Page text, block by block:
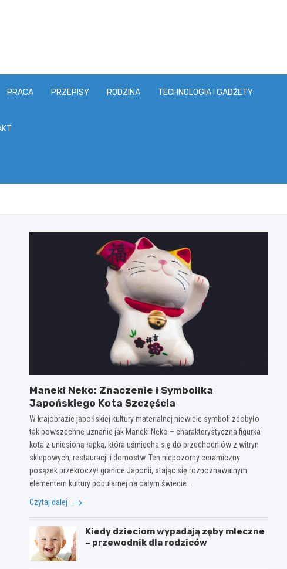
PRACA PRZEPISY RODZINA TECHNOLOGIA I GADŻETY
Maneki Neko: Znaczenie i Symbolika
Japońskiego Kota Szczęścia
W krajobrazie japońskiej kultury materialnej niewiele symboli zdobyło
tak powszechne uznanie jak Maneki Neko – charakterystyczna figurka
kota z uniesioną łapką, która uśmiecha się do przechodniów z witryn
sklepowych, restauracji i domostw. Ten niepozorny ceramiczny
posążek przekroczył granice Japonii, stając się rozpoznawalnym
elementem kultury popularnej na całym świecie.…
Czytaj dalej
Kiedy dzieciom wypadają zęby mleczne
– przewodnik dla rodziców